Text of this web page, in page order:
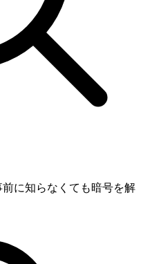
に知らなくても暗号を解